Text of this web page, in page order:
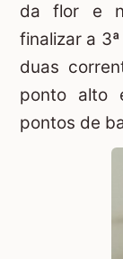
da flor e
finalizar a
duas
ponto alto
pontos de